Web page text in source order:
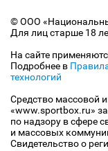
© ООО
Для лиц старше 18
На сайте
Подробнее в
технологий
Средство массовой
«www.sportbox.ru»
по надзору в сфере
и массовых
Свидетельство о